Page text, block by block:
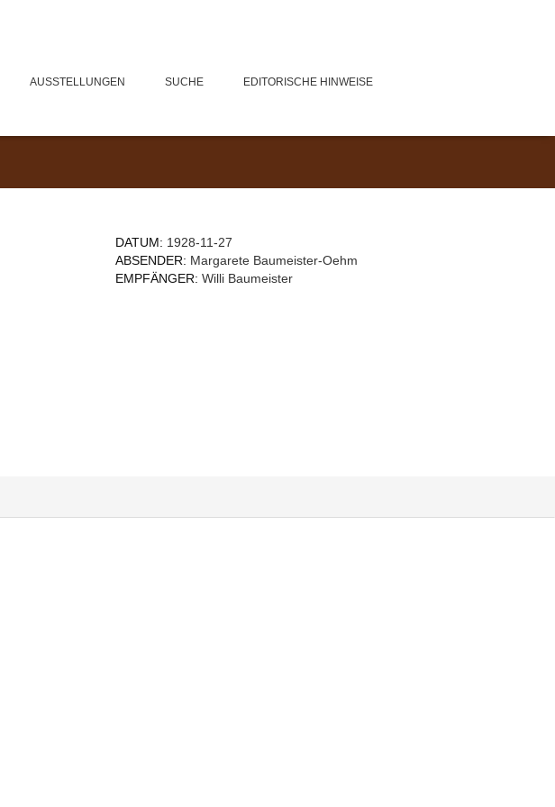
AUSSTELLUNGEN SUCHE EDITORISCHE HINWEISE
DATUM: 1928-11-27
ABSENDER: Margarete Baumeister-Oehm
EMPFÄNGER: Willi Baumeister